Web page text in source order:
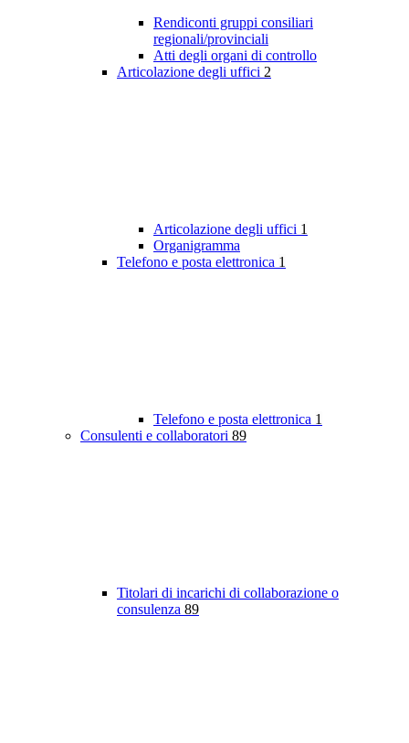
Rendiconti gruppi consiliari
regionali/provinciali
Atti degli organi di controllo
Articolazione degli uffici 2
Articolazione degli uffici 1
Organigramma
Telefono e posta elettronica 1
Telefono e posta elettronica 1
Consulenti e collaboratori 89
Titolari di incarichi di collaborazione o
consulenza 89